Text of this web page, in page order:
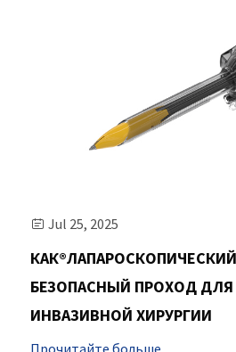
 Jul 25, 2025
БЕЗОПАСНЫЙ ПРОХОД
ИНВАЗИВНОЙ ХИРУРГИИ